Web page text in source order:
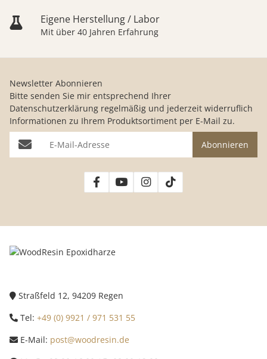
Eigene Herstellung / Labor
Mit über 40 Jahren Erfahrung
Newsletter Abonnieren
Bitte senden Sie mir entsprechend Ihrer
Datenschutzerklärung regelmäßig und jederzeit widerruflich
Informationen zu Ihrem Produktsortiment per E-Mail zu.
E-Mail-Adresse Abonnieren
Straßfeld 12, 94209 Regen
Tel: +49 (0) 9921 / 971 531 55
E-Mail: post@woodresin.de